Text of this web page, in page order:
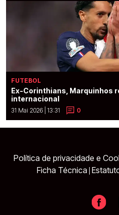
FUTEBOL
Ex-Corinthians, Marquinhos
internacional
31 Mai 2026 | 13:31 0
Política de privacidade e
Ficha Técnica